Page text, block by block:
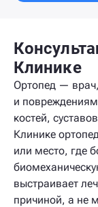
Клинике
Ортопед —
и
костей,
Клинике
или место, где
выстраивает
причиной, а не